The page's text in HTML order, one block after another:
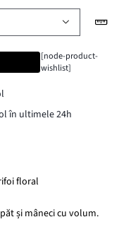
[node-product-
wishlist]
în ultimele 24h
floral
și mâneci cu volum.